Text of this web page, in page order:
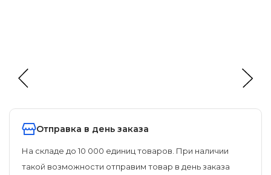
Отправка в день заказа
На складе до 10 000 единиц товаров. При наличии
такой возможности отправим товар в день заказа